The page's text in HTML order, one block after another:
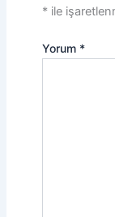
*ile
Yorum *